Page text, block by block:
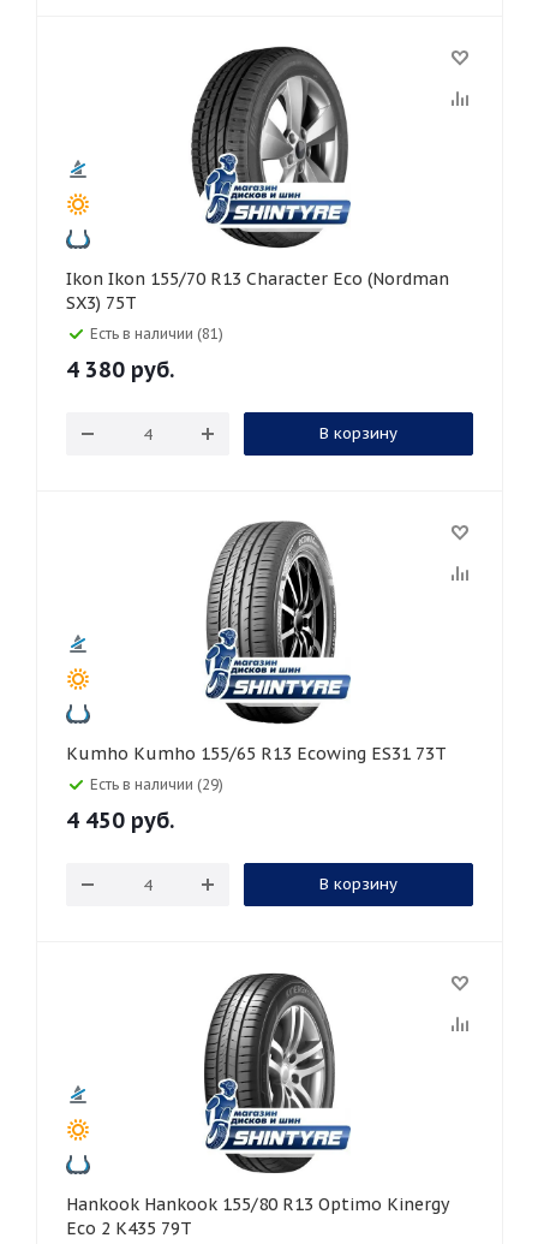
Ikon Ikon 155/70 R13 Character Eco (Nordman
SX3) 75T
Есть в наличии (81)
4 380 руб.
В корзину
Kumho Kumho 155/65 R13 Ecowing ES31 73T
Есть в наличии (29)
4 450 руб.
В корзину
Hankook Hankook 155/80 R13 Optimo Kinergy
Eco 2 K435 79T